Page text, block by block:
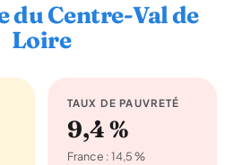
du Centre-Val de
Loire
TAUX DE PAUVRETÉ
9,4 %
France : 14,5 %